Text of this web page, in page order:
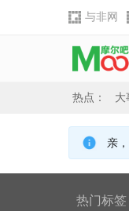
与非网
热点： 大
亲
热门标签